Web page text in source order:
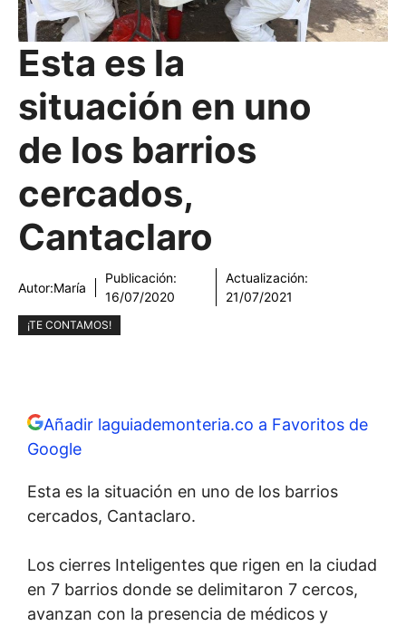
Esta es la
situación en uno
de los barrios
cercados,
Cantaclaro
Autor:María
Publicación:
16/07/2020
Actualización:
21/07/2021
¡TE CONTAMOS!
Añadir laguiademonteria.co a Favoritos de
Google
Esta es la situación en uno de los barrios
cercados, Cantaclaro.
Los cierres Inteligentes que rigen en la ciudad
en 7 barrios donde se delimitaron 7 cercos,
avanzan con la presencia de médicos y